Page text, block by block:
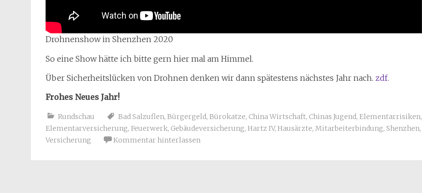
Drohnenshow in Shenzhen 2020
So eine Show hätte ich bitte gern hier mal am Himmel.
Über Sicherheitslücken von Drohnen denken wir dann spätestens nächstes Jahr nach. zdf.
Frohes Neues Jahr!
Rundschau Bad Salzuflen, Bürgergeld, Bürokatze, China Wirtschaft, Chinas Jugend, Elementarrisiken,
Elementarversicherung, Feuerwerk, Gebäudeversicherung, Hartz IV,Hausärzte, Mitarbeiterbindung, Shenzhen,
Versicherung
Kommentar hinterlassen